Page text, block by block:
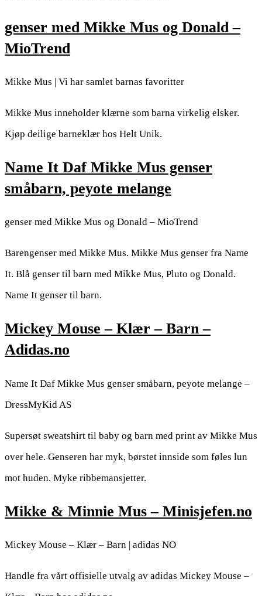
genser med Mikke Mus og Donald –
MioTrend
Mikke Mus | Vi har samlet barnas favoritter
Mikke Mus inneholder klærne som barna virkelig elsker.
Kjøp deilige barneklær hos Helt Unik.
Name It Daf Mikke Mus genser
småbarn, peyote melange
genser med Mikke Mus og Donald – MioTrend
Barengenser med Mikke Mus. Mikke Mus genser fra Name
It. Blå genser til barn med Mikke Mus, Pluto og Donald.
Name It genser til barn.
Mickey Mouse – Klær – Barn –
Adidas.no
Name It Daf Mikke Mus genser småbarn, peyote melange –
DressMyKid AS
Supersøt sweatshirt til baby og barn med print av Mikke Mus
over hele. Genseren har myk, børstet innside som føles lun
mot huden. Myke ribbemansjetter.
Mikke & Minnie Mus – Minisjefen.no
Mickey Mouse – Klær – Barn | adidas NO
Handle fra vårt offisielle utvalg av adidas Mickey Mouse –